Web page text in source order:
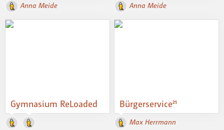
Anna Meide Anna Meide
Gymnasium ReLoaded Bürgerservice²¹
Max Herrmann